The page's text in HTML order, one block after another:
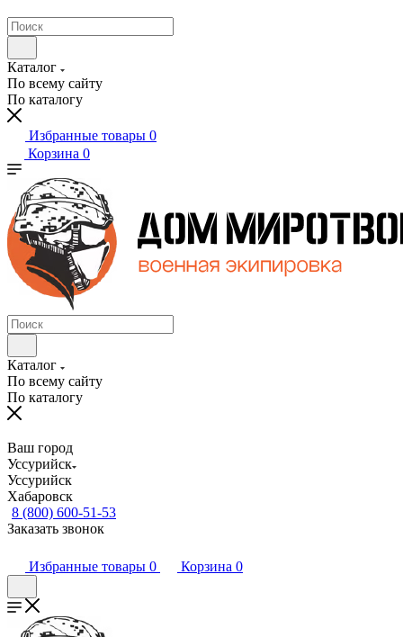
Каталог
По всему сайту
По каталогу
Избранные товары 0
Корзина 0
Каталог
По всему сайту
По каталогу
Ваш город
Уссурийск
Уссурийск
Хабаровск
8 (800) 600-51-53
Заказать звонок
Избранные товары 0 Корзина 0